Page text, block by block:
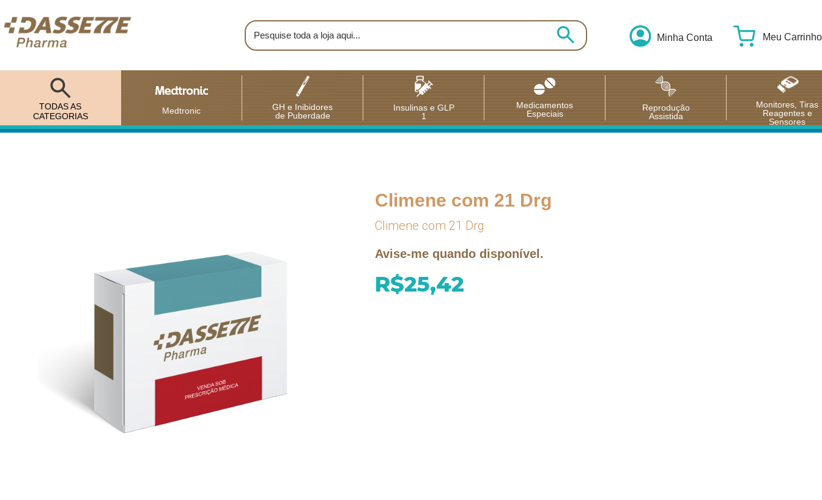
Minha Conta Meu Carrinho
TODAS AS
CATEGORIAS
Medtronic
GH e Inibidores
de Puberdade
Insulinas e GLP
1
Medicamentos
Especiais
Reprodução
Assistida
Monitores, Tiras
Reagentes e
Sensores
Climene com 21 Drg
Climene com 21 Drg
Avise-me quando disponível.
R$25,42